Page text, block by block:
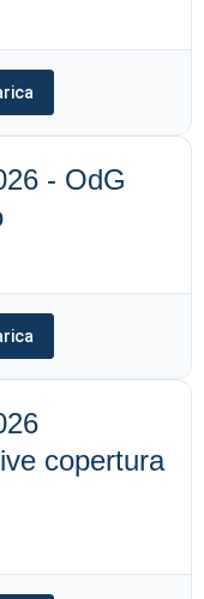
- OdG
copertura